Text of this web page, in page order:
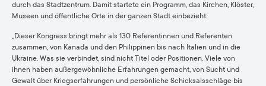
durch das Stadtzentrum. Damit startete ein Programm, das Kirchen, Klöster,
Museen und öffentliche Orte in der ganzen Stadt einbezieht.
„Dieser Kongress bringt mehr als 130 Referentinnen und Referenten
zusammen, von Kanada und den Philippinen bis nach Italien und in die
Ukraine. Was sie verbindet, sind nicht Titel oder Positionen. Viele von
ihnen haben außergewöhnliche Erfahrungen gemacht, von Sucht und
Gewalt über Kriegserfahrungen und persönliche Schicksalsschläge bis